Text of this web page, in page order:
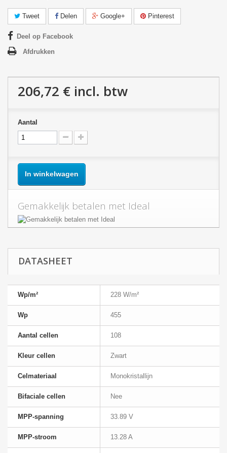
Tweet Delen Google+ Pinterest
Deel op Facebook
Afdrukken
206,72 € incl. btw
Aantal
In winkelwagen
Gemakkelijk betalen met Ideal
DATASHEET
Wp/m² 228 W/m²
Wp 455
Aantal cellen 108
Kleur cellen Zwart
Celmateriaal Monokristallijn
Bifaciale cellen Nee
MPP-spanning 33.89 V
MPP-stroom 13.28 A